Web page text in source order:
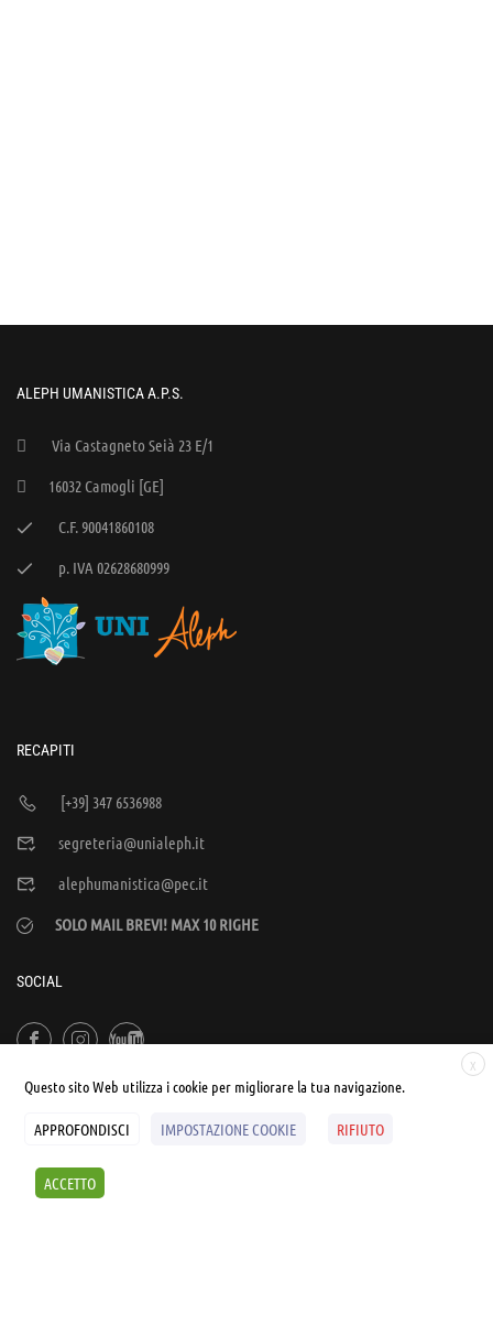
ALEPH UMANISTICA A.P.S.
Via Castagneto Seià 23 E/1
16032 Camogli [GE]
C.F. 90041860108
p. IVA 02628680999
RECAPITI
[+39] 347 6536988
segreteria@unialeph.it
alephumanistica@pec.it
SOLO MAIL BREVI! MAX 10 RIGHE
SOCIAL
Sintesi e liberatorie
X
Questo sito Web utilizza i cookie per migliorare la tua navigazione.
APPROFONDISCI IMPOSTAZIONE COOKIE RIFIUTO
ACCETTO